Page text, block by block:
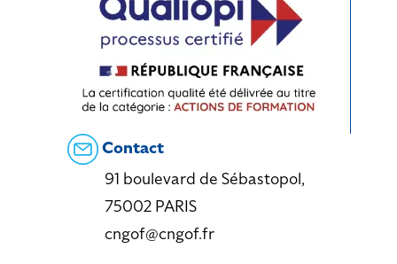
Contact
91 boulevard de Sébastopol,
75002 PARIS
cngof@cngof.fr